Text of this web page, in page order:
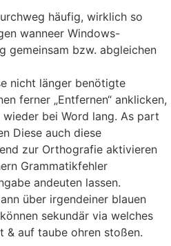
häufig, wirklich so
wanneer Windows-
gemeinsam bzw. abgleichen
nicht länger benötigte
ferner „Entfernen“ anklicken,
bei Word lang. As part
Diese auch diese
zur Orthografie aktivieren
Grammatikfehler
andeuten lassen.
über irgendeiner blauen
sekundär via welches
& auf taube ohren stoßen.